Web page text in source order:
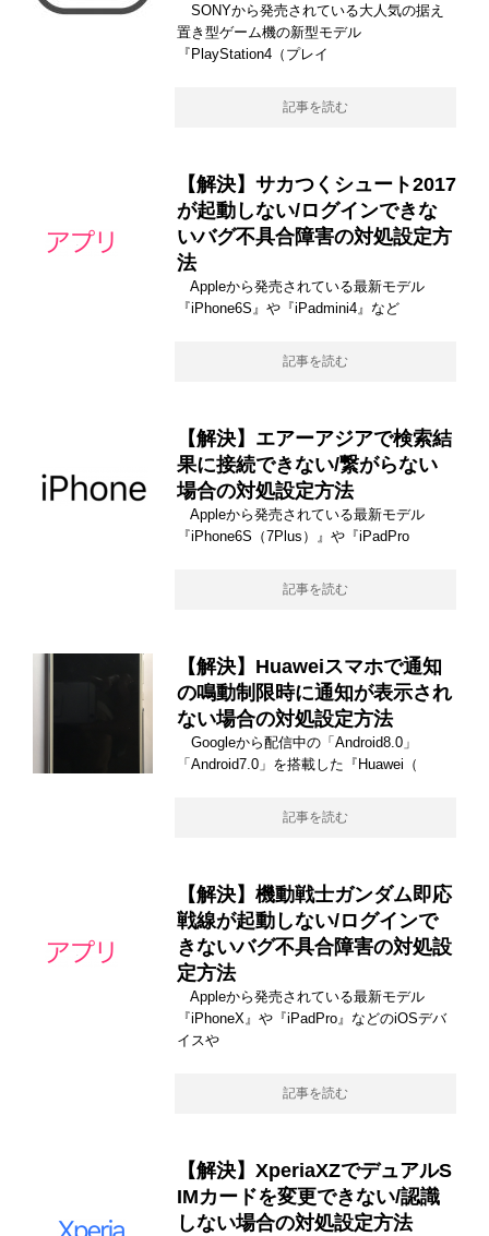
SONYから発売されている大人気の据え
置き型ゲーム機の新型モデル
『PlayStation4（プレイ
記事を読む
【解決】サカつくシュート2017
が起動しない/ログインできな
いバグ不具合障害の対処設定方
法
Appleから発売されている最新モデル
『iPhone6S』や『iPadmini4』など
記事を読む
【解決】エアーアジアで検索結
果に接続できない/繋がらない
場合の対処設定方法
Appleから発売されている最新モデル
『iPhone6S（7Plus）』や『iPadPro
記事を読む
【解決】Huaweiスマホで通知
の鳴動制限時に通知が表示され
ない場合の対処設定方法
Googleから配信中の「Android8.0」
「Android7.0」を搭載した『Huawei（
記事を読む
【解決】機動戦士ガンダム即応
戦線が起動しない/ログインで
きないバグ不具合障害の対処設
定方法
Appleから発売されている最新モデル
『iPhoneX』や『iPadPro』などのiOSデバ
イスや
記事を読む
【解決】XperiaXZでデュアルS
IMカードを変更できない/認識
しない場合の対処設定方法